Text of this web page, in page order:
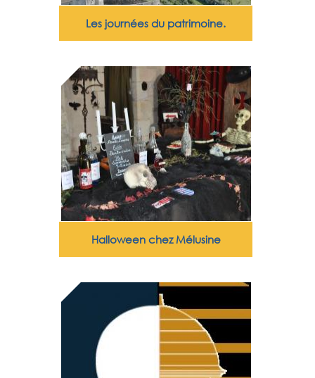
Les journées du patrimoine.
Halloween chez Mélusine